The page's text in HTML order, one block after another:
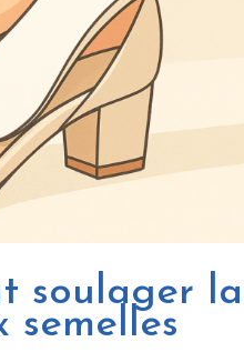
soulager
semelles